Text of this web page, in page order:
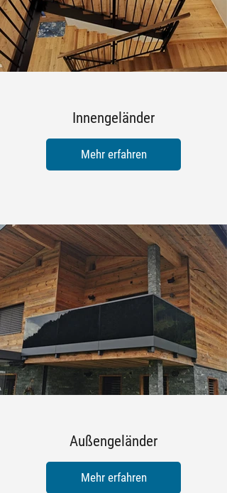
Innengeländer
Mehr erfahren
Außengeländer
Mehr erfahren